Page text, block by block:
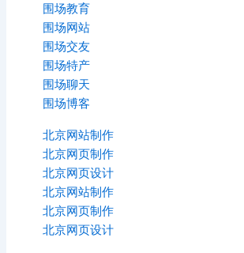
围场教育
围场网站
围场交友
围场特产
围场聊天
围场博客
北京网站制作
北京网页制作
北京网页设计
北京网站制作
北京网页制作
北京网页设计